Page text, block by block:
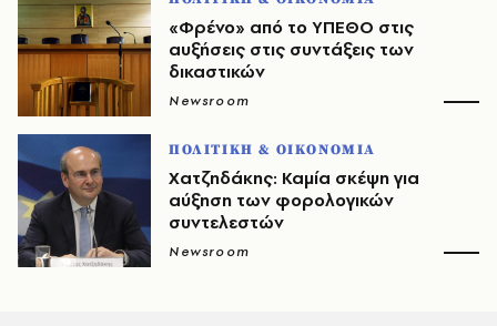
«Φρένο» από το ΥΠΕΘΟ στις
αυξήσεις στις συντάξεις των
δικαστικών
Newsroom
ΠΟΛΙΤΙΚΗ & ΟΙΚΟΝΟΜΙΑ
Χατζηδάκης: Καμία σκέψη για
αύξηση των φορολογικών
συντελεστών
Newsroom